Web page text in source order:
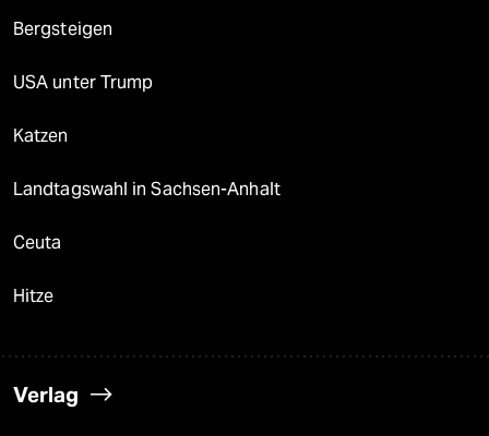
Bergsteigen
USA unter Trump
Katzen
Landtagswahl in Sachsen-Anhalt
Ceuta
Hitze
Verlag